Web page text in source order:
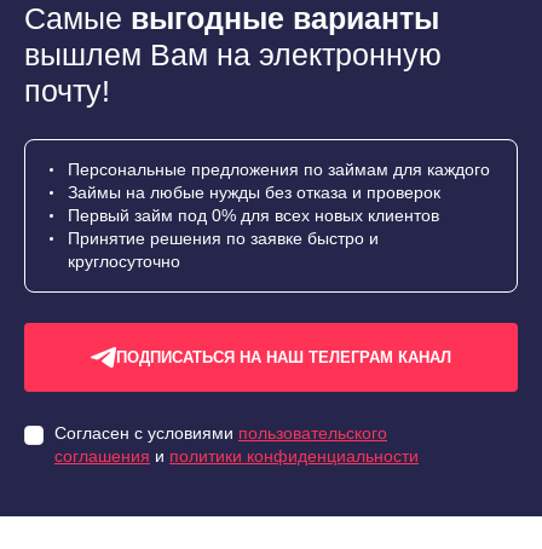
Самые выгодные варианты
вышлем Вам на электронную
почту!
Персональные предложения по займам для каждого
Займы на любые нужды без отказа и проверок
Первый займ под 0% для всех новых клиентов
Принятие решения по заявке быстро и
круглосуточно
ПОДПИСАТЬСЯ НА НАШ ТЕЛЕГРАМ КАНАЛ
Согласен с условиями пользовательского
соглашения и политики конфиденциальности